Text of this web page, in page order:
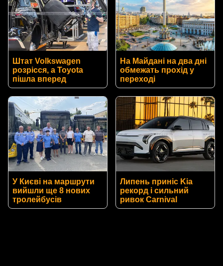
Штат Volkswagen
розрісся, а Toyota
пішла вперед
На Майдані на два дні
обмежать прохід у
переході
У Києві на маршрути
вийшли ще 8 нових
тролейбусів
Липень приніс Kia
рекорд і сильний
ривок Carnival